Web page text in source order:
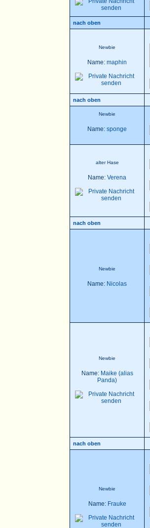
nach oben
Newbie
Name: maphin
nach oben
Newbie
Name: sponge
alter Hase
Name: Verena
nach oben
Newbie
Name: Nicolas
Newbie
Name: Maike (alias
Panda)
nach oben
Newbie
Name: Frauke